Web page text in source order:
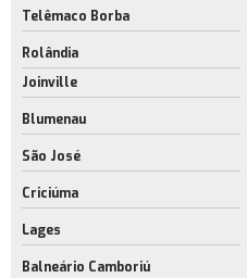
Telêmaco Borba
Rolândia
Joinville
Blumenau
São José
Criciúma
Lages
Balneário Camboriú